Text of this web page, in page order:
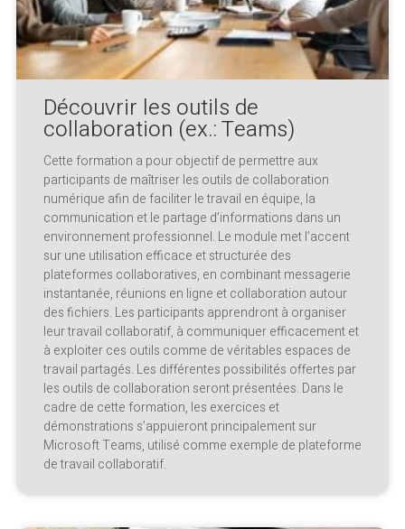
Découvrir les outils de
collaboration (ex.: Teams)
Cette formation a pour objectif de permettre aux
participants de maîtriser les outils de collaboration
numérique afin de faciliter le travail en équipe, la
communication et le partage d’informations dans un
environnement professionnel. Le module met l’accent
sur une utilisation efficace et structurée des
plateformes collaboratives, en combinant messagerie
instantanée, réunions en ligne et collaboration autour
des fichiers. Les participants apprendront à organiser
leur travail collaboratif, à communiquer efficacement et
à exploiter ces outils comme de véritables espaces de
travail partagés. Les différentes possibilités offertes par
les outils de collaboration seront présentées. Dans le
cadre de cette formation, les exercices et
démonstrations s’appuieront principalement sur
Microsoft Teams, utilisé comme exemple de plateforme
de travail collaboratif.